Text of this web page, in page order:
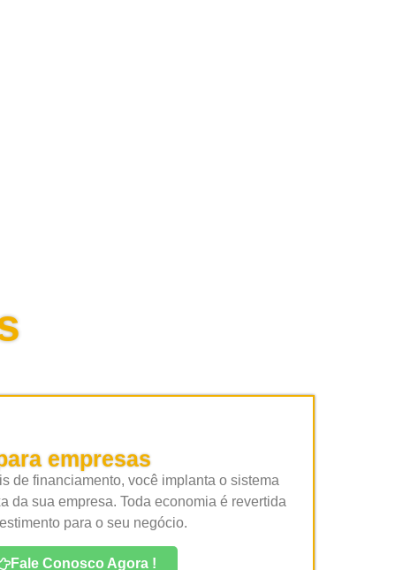
empresas
de financiamento, você implanta o sistema
da sua empresa. Toda economia é revertida
para o seu negócio.
Fale Conosco Agora !